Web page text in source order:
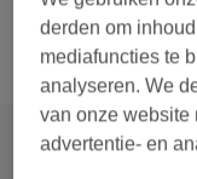
Alle
derden om
mediafuncties te
analyseren. We
van onze website
advertentie- en